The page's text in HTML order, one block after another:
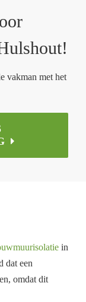
vakman met het
in
dat een
omdat dit